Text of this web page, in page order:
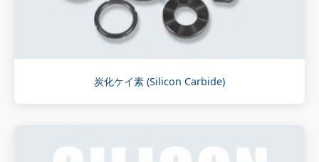
炭化ケイ素 (Silicon Carbide)